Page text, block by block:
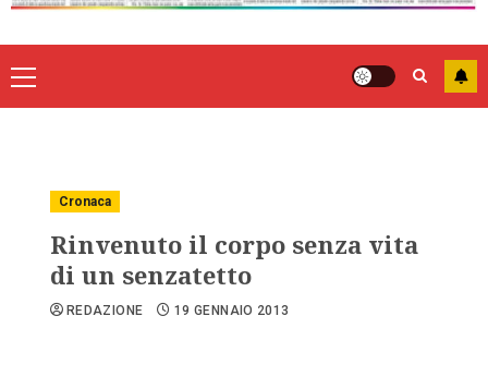
Cronaca
Rinvenuto il corpo senza vita
di un senzatetto
REDAZIONE 19 GENNAIO 2013